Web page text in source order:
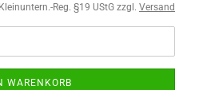
Reg. §19 UStG zzgl. Versand
WARENKORB